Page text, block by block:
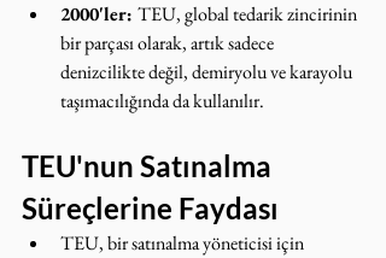
2000'ler: TEU, global tedarik zincirinin
bir parçası olarak, artık sadece
denizcilikte değil, demiryolu ve karayolu
taşımacılığında da kullanılır.
TEU'nun Satınalma
Süreçlerine Faydası
TEU, bir satınalma yöneticisi için